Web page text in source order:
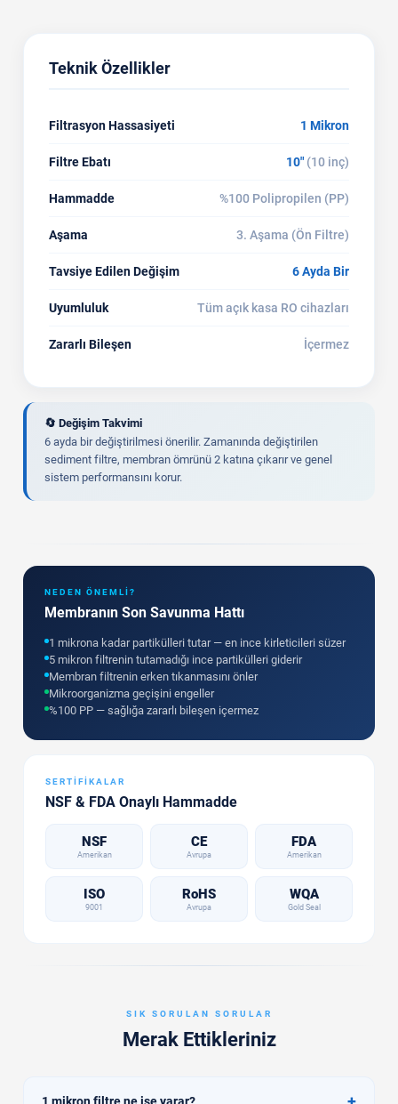
Teknik Özellikler
Filtrasyon Hassasiyeti 1 Mikron
Filtre Ebatı 10" (10 inç)
Hammadde %100 Polipropilen (PP)
Aşama 3. Aşama (Ön Filtre)
Tavsiye Edilen Değişim 6 Ayda Bir
Uyumluluk Tüm açık kasa RO cihazları
Zararlı Bileşen İçermez
🔄 Değişim Takvimi
6 ayda bir değiştirilmesi önerilir. Zamanında değiştirilen
sediment filtre, membran ömrünü 2 katına çıkarır ve genel
sistem performansını korur.
NEDEN ÖNEMLI?
Membranın Son Savunma Hattı
1 mikrona kadar partikülleri tutar — en ince kirleticileri süzer
5 mikron filtrenin tutamadığı ince partikülleri giderir
Membran filtrenin erken tıkanmasını önler
Mikroorganizma geçişini engeller
%100 PP — sağlığa zararlı bileşen içermez
SERTIFIKALAR
NSF & FDA Onaylı Hammadde
NSF
Amerikan
CE
Avrupa
FDA
Amerikan
ISO
9001
RoHS
Avrupa
WQA
Gold Seal
SIK SORULAN SORULAR
Merak Ettikleriniz
1 mikron filtre ne işe yarar?